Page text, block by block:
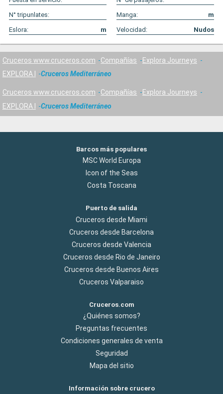
N° tripunlates:
Manga:
m
Eslora:
m Velocidad: Nudos
Cruceros www.cruceros.com Compañías
Explora Journeys
EXPLORA I
Cruceros Mediterráneo
Cruceros www.cruceros.com Compañías
Explora Journeys
EXPLORA I
Cruceros Mediterráneo
Barcos más populares
MSC World Europa
Icon of the Seas
Costa Toscana
Puerto de salida
Cruceros desde Miami
Cruceros desde Barcelona
Cruceros desde Valencia
Cruceros desde Rio de Janeiro
Cruceros desde Buenos Aires
Cruceros Valparaiso
Cruceros.com
¿Quiénes somos?
Preguntas frecuentes
Condiciones generales de venta
Seguridad
Mapa del sitio
Información sobre crucero